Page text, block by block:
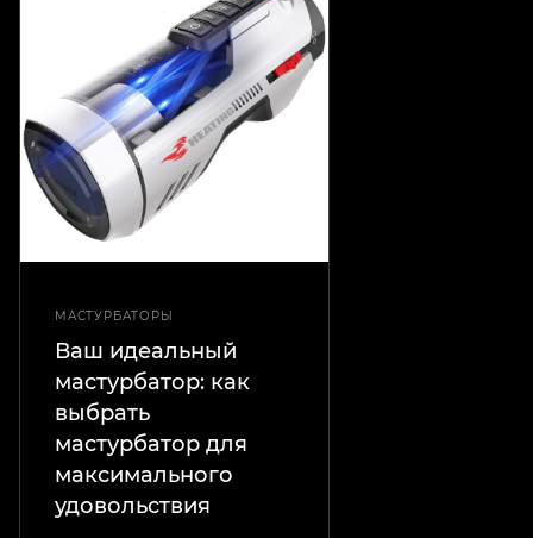
МАСТУРБАТОРЫ
Ваш идеальный
мастурбатор: как
выбрать
мастурбатор для
максимального
удовольствия